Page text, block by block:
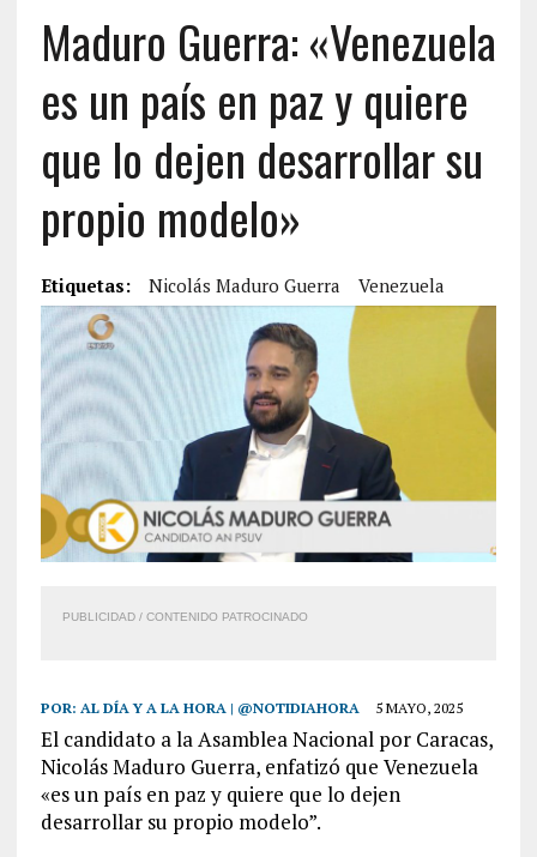
Maduro Guerra: «Venezuela
es un país en paz y quiere
que lo dejen desarrollar su
propio modelo»
Etiquetas: Nicolás Maduro Guerra Venezuela
PUBLICIDAD / CONTENIDO PATROCINADO
POR: AL DÍA Y A LA HORA | @NOTIDIAHORA 5 MAYO, 2025
El candidato a la Asamblea Nacional por Caracas,
Nicolás Maduro Guerra, enfatizó que Venezuela
«es un país en paz y quiere que lo dejen
desarrollar su propio modelo”.